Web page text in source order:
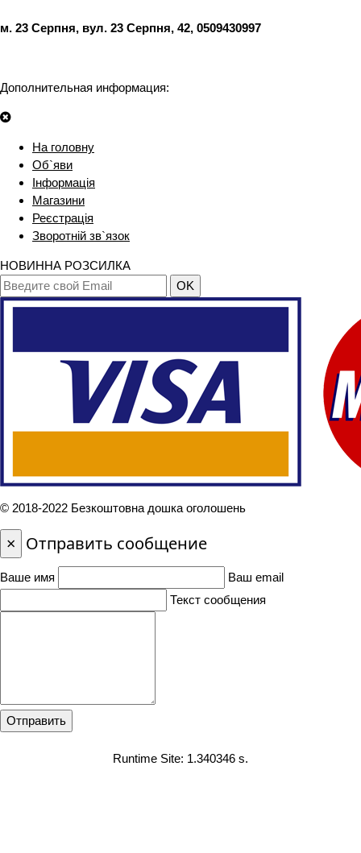
м. 23 Серпня, вул. 23 Серпня, 42, 0509430997
Дополнительная информация:
На головну
Об`яви
Інформація
Магазини
Реєстрація
Зворотній зв`язок
НОВИННА РОЗСИЛКА
OK
© 2018-2022 Безкоштовна дошка оголошень
× Отправить сообщение
Ваше имя
Ваш email
Текст сообщения
Отправить
Runtime Site: 1.340346 s.